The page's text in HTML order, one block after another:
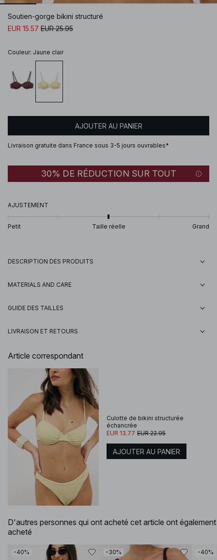
Soutien-gorge bikini structuré
EUR 15.57 EUR 25.95
Couleur: Jaune clair
AJOUTER AU PANIER
Livraison gratuite dans France sous 3-5 jours ouvrables*
30% DE RÉDUCTION SUR TOUT
AJUSTEMENT
Petit Taille réelle Grand
DESCRIPTION DES PRODUITS
MATERIALS AND CARE
GUIDE DES TAILLES
LIVRAISON ET RETOURS
Article correspondant
Culotte de bikini structurée
échancrée
EUR 13.77 EUR 22.95
AJOUTER AU PANIER
D'autres personnes qui ont acheté cet article ont également
acheté
-40% -30% -40%